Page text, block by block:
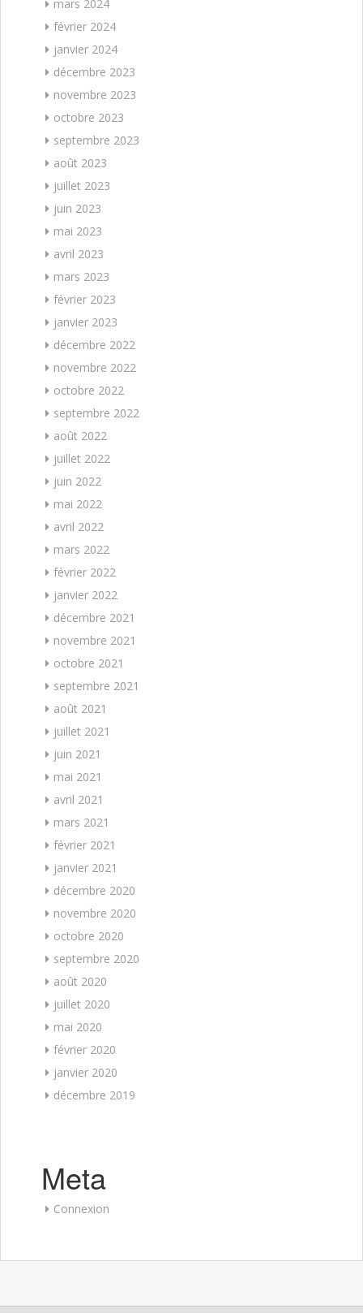
mars 2024
février 2024
janvier 2024
décembre 2023
novembre 2023
octobre 2023
septembre 2023
août 2023
juillet 2023
juin 2023
mai 2023
avril 2023
mars 2023
février 2023
janvier 2023
décembre 2022
novembre 2022
octobre 2022
septembre 2022
août 2022
juillet 2022
juin 2022
mai 2022
avril 2022
mars 2022
février 2022
janvier 2022
décembre 2021
novembre 2021
octobre 2021
septembre 2021
août 2021
juillet 2021
juin 2021
mai 2021
avril 2021
mars 2021
février 2021
janvier 2021
décembre 2020
novembre 2020
octobre 2020
septembre 2020
août 2020
juillet 2020
mai 2020
février 2020
janvier 2020
décembre 2019
Meta
Connexion